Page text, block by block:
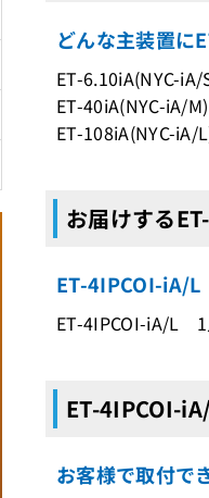
どんな主装置に
ET-6.10iA(NYC-
ET-40iA(NYC-iA/
ET-108iA(NYC-
お届けする
ET-4IPCOI-iA/L
ET-4IPCOI-iA/L 1
ET-4IPCOI-
お客様で取付で